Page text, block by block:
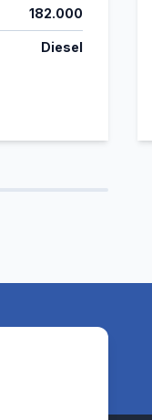
182.000
Diesel